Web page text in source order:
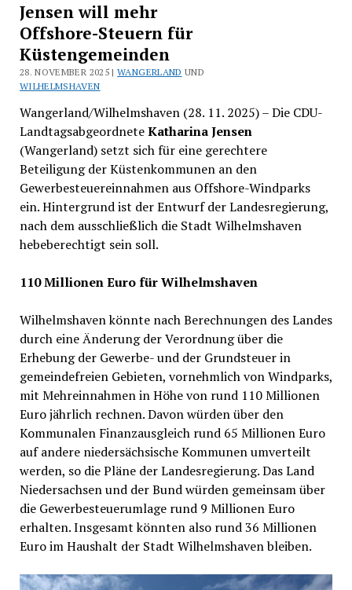
Jensen will mehr
Offshore-Steuern für
Küstengemeinden
28. NOVEMBER 2025 |WANGERLAND UND
WILHELMSHAVEN
Wangerland/Wilhelmshaven (28. 11. 2025) – Die CDU-
LandtagsabgeordneteKatharina Jensen
(Wangerland) setzt sich für eine gerechtere
Beteiligung der Küstenkommunen an den
Gewerbesteuereinnahmen aus Offshore-Windparks
ein. Hintergrund ist der Entwurf der Landesregierung,
nach dem ausschließlich die Stadt Wilhelmshaven
hebeberechtigt sein soll.
110 Millionen Euro für Wilhelmshaven
Wilhelmshaven könnte nach Berechnungen des Landes
durch eine Änderung der Verordnung über die
Erhebung der Gewerbe- und der Grundsteuer in
gemeindefreien Gebieten, vornehmlich von Windparks,
mit Mehreinnahmen in Höhe von rund 110 Millionen
Euro jährlich rechnen. Davon würden über den
Kommunalen Finanzausgleich rund 65 Millionen Euro
auf andere niedersächsische Kommunen umverteilt
werden, so die Pläne der Landesregierung. Das Land
Niedersachsen und der Bund würden gemeinsam über
die Gewerbesteuerumlage rund 9 Millionen Euro
erhalten. Insgesamt könnten also rund 36 Millionen
Euro im Haushalt der Stadt Wilhelmshaven bleiben.